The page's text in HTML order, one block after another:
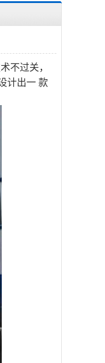
不过关，
计出一 款